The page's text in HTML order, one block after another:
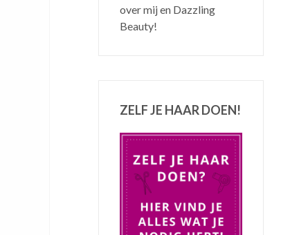
over mij en Dazzling
Beauty!
ZELF JE HAAR DOEN!